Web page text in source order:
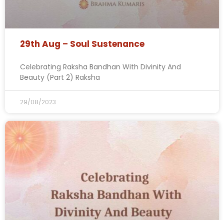
29th Aug – Soul Sustenance
Celebrating Raksha Bandhan With Divinity And
Beauty (Part 2) Raksha
29/08/2023